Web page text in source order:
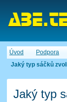
Úvod Podpora
Jaký typ sáčků
Jaký typ